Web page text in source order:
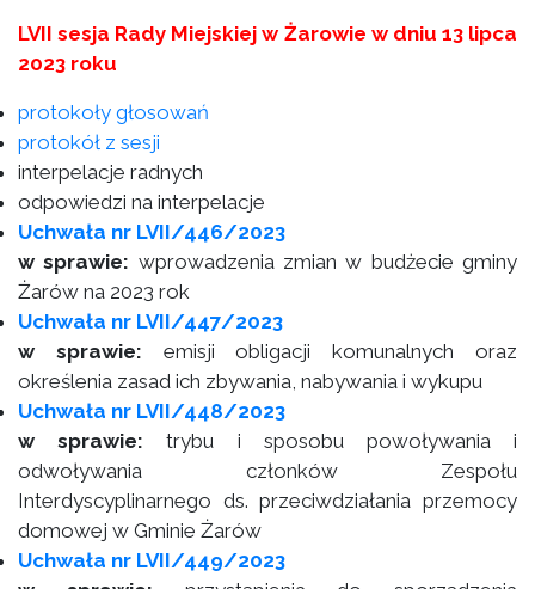
LVII sesja Rady Miejskiej w Żarowie w dniu 13 lipca
2023 roku
protokoły głosowań
protokół z sesji
interpelacje radnych
odpowiedzi na interpelacje
Uchwała nr LVII/446/2023
w sprawie: wprowadzenia zmian w budżecie gminy
Żarów na 2023 rok
Uchwała nr LVII/447/2023
w sprawie: emisji obligacji komunalnych oraz
określenia zasad ich zbywania, nabywania i wykupu
Uchwała nr LVII/448/2023
w sprawie: trybu i sposobu powoływania i
odwoływania członków Zespołu
Interdyscyplinarnego ds. przeciwdziałania przemocy
domowej w Gminie Żarów
Uchwała nr LVII/449/2023